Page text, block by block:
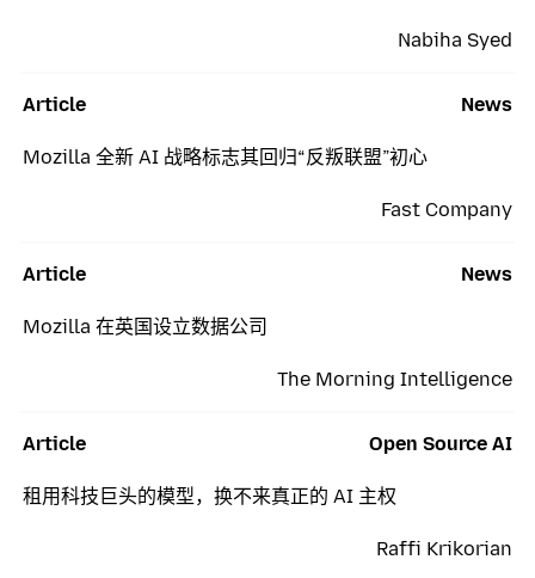
Nabiha Syed
Article
Fast Company
News
Mozilla 全新 AI 战略标志其回归“反叛联盟”初心
Article
The Morning Intelligence
News
Mozilla 在英国设立数据公司
Article
Raffi Krikorian
Open Source AI
租用科技巨头的模型，换不来真正的 AI 主权